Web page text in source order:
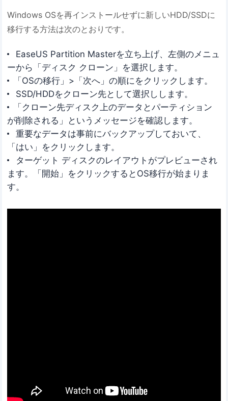
Windows OSを再インストールせずに新しいHDD/SSDに
移行する方法は次のとおりです。
EaseUS Partition Masterを立ち上げ、左側のメニュ
ーから「ディスク クローン」を選択します。
「OSの移行」>「次へ」の順にをクリックします。
SSD/HDDをクローン先として選択しします。
「クローン先ディスク上のデータとパーティション
が削除される」というメッセージを確認します。
重要なデータは事前にバックアップしておいて、
「はい」をクリックします。
ターゲット ディスクのレイアウトがプレビューされ
ます。「開始」をクリックするとOS移行が始まりま
す。